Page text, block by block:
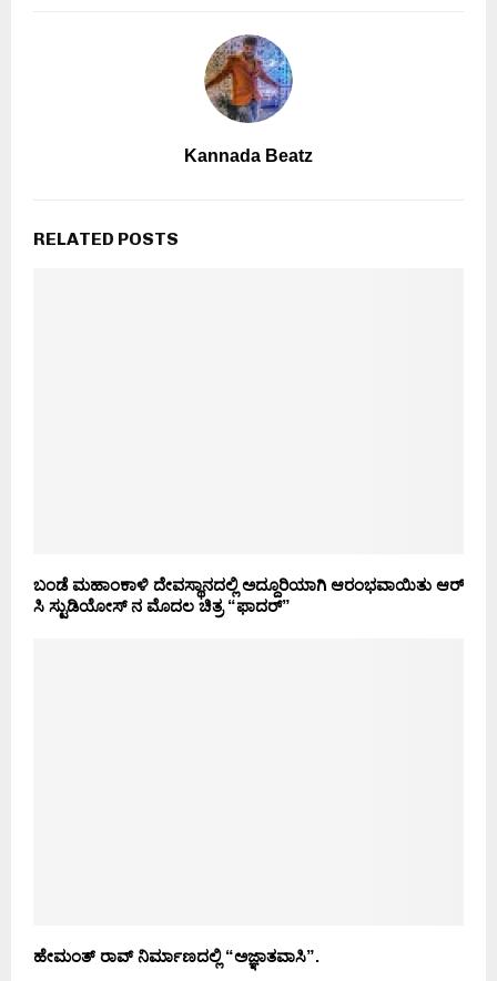
Kannada Beatz
RELATED POSTS
ಬಂಡೆ ಮಹಾಂಕಾಳಿ ದೇವಸ್ಥಾನದಲ್ಲಿ ಅದ್ದೂರಿಯಾಗಿ ಆರಂಭವಾಯಿತು ಆರ್
ಸಿ ಸ್ಟುಡಿಯೋಸ್ ನ ಮೊದಲ ಚಿತ್ರ “ಫಾದರ್”
ಹೇಮಂತ್ ರಾವ್ ನಿರ್ಮಾಣದಲ್ಲಿ “ಅಜ್ಞಾತವಾಸಿ”.